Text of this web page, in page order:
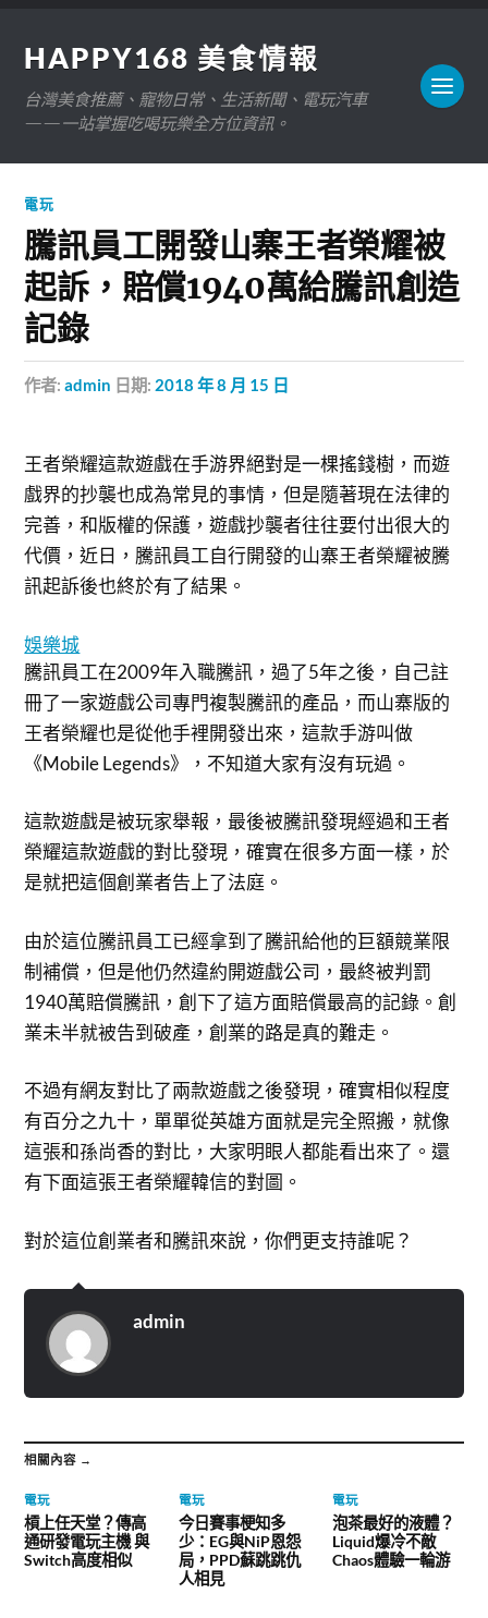
HAPPY168 美食情報
台灣美食推薦、寵物日常、生活新聞、電玩汽車
——一站掌握吃喝玩樂全方位資訊。
電玩
騰訊員工開發山寨王者榮耀被
起訴，賠償1940萬給騰訊創造
記錄
作者:admin 日期: 2018 年 8 月 15 日
王者榮耀這款遊戲在手游界絕對是一棵搖錢樹，而遊
戲界的抄襲也成為常見的事情，但是隨著現在法律的
完善，和版權的保護，遊戲抄襲者往往要付出很大的
代價，近日，騰訊員工自行開發的山寨王者榮耀被騰
訊起訴後也終於有了結果。
娛樂城
騰訊員工在2009年入職騰訊，過了5年之後，自己註
冊了一家遊戲公司專門複製騰訊的產品，而山寨版的
王者榮耀也是從他手裡開發出來，這款手游叫做
《Mobile Legends》，不知道大家有沒有玩過。
這款遊戲是被玩家舉報，最後被騰訊發現經過和王者
榮耀這款遊戲的對比發現，確實在很多方面一樣，於
是就把這個創業者告上了法庭。
由於這位騰訊員工已經拿到了騰訊給他的巨額競業限
制補償，但是他仍然違約開遊戲公司，最終被判罰
1940萬賠償騰訊，創下了這方面賠償最高的記錄。創
業未半就被告到破產，創業的路是真的難走。
不過有網友對比了兩款遊戲之後發現，確實相似程度
有百分之九十，單單從英雄方面就是完全照搬，就像
這張和孫尚香的對比，大家明眼人都能看出來了。還
有下面這張王者榮耀韓信的對圖。
對於這位創業者和騰訊來說，你們更支持誰呢？
admin
相關內容 →
電玩
槓上任天堂？傳高
通研發電玩主機 與
Switch高度相似
電玩
今日賽事梗知多
少：EG與NiP恩怨
局，PPD蘇跳跳仇
人相見
電玩
泡茶最好的液體？
Liquid爆冷不敵
Chaos體驗一輪游